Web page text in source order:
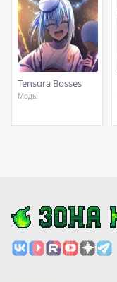
Tensura Bosses
Моды